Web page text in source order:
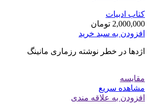
کتاب ادبیات
2,000,000 تومان
افزودن به سبد خرید
اژدها در خطر نوشته رزماری مانینگ
مقایسه
مشاهده سریع
افزودن به علاقه مندی